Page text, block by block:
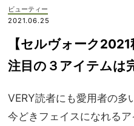
んと
考え
る
ぜ
今、
NO
ビューティー
2021.06.25
【セルヴォーク2021
注目の３アイテムは
VERY読者にも愛用者の多
今どきフェイスになれる